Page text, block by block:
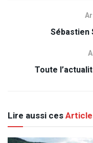
Sébastien
Toute
Lire aussi ces